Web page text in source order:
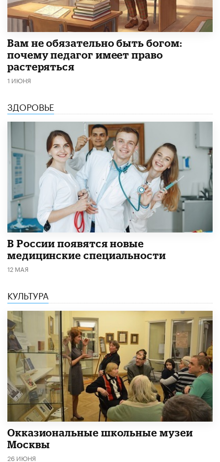
​Вам не обязательно быть богом:
почему педагог имеет право
растеряться
1 ИЮНЯ
ЗДОРОВЬЕ
В России появятся новые
медицинские специальности
12 МАЯ
КУЛЬТУРА
​Окказиональные школьные музеи
Москвы
26 ИЮНЯ